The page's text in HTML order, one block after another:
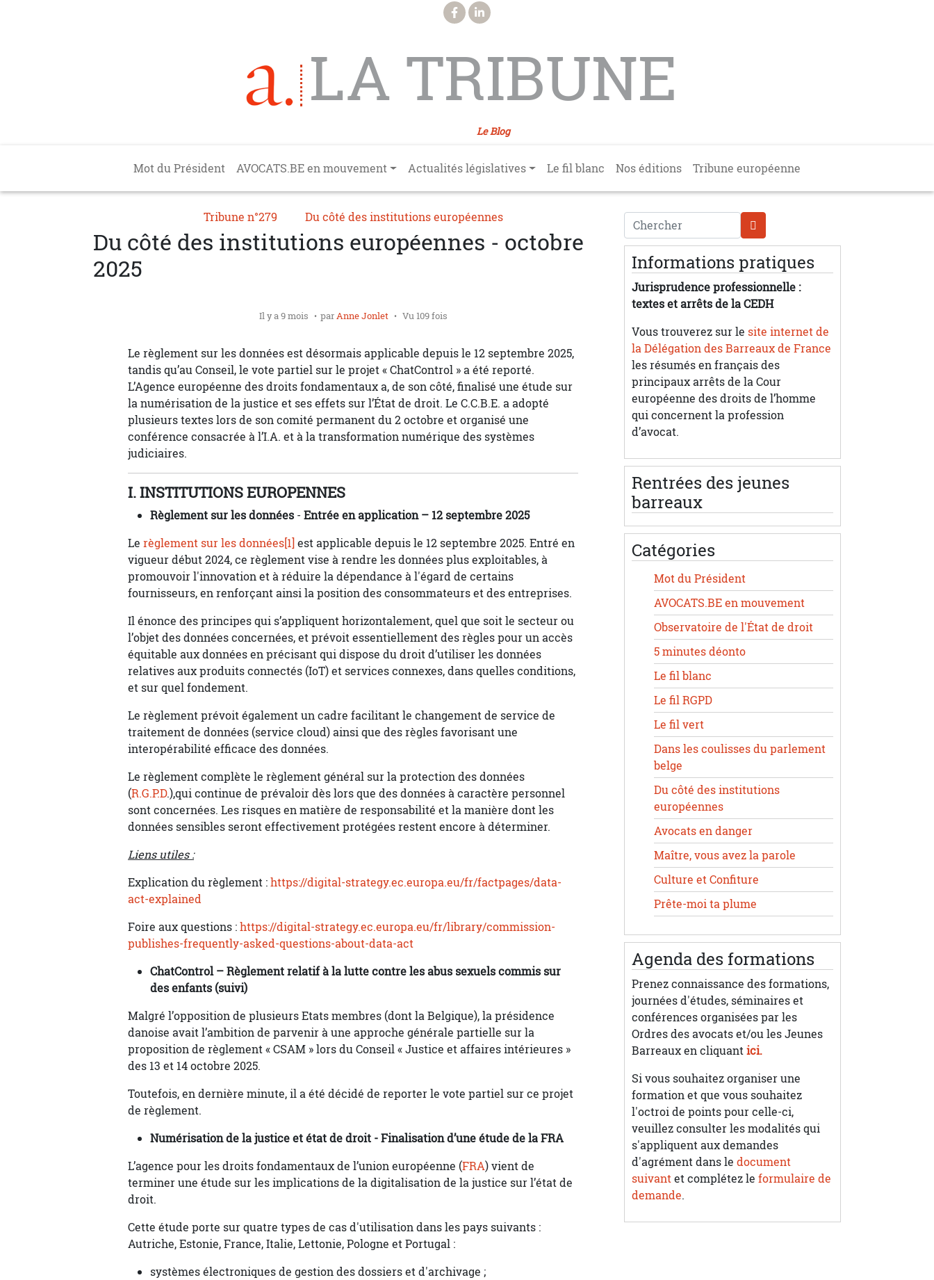
LA TRIBUNE
Le Blog
Main navigation
Mot du Président AVOCATS.BE en mouvement Actualités législatives Le fil blanc Nos éditions Tribune européenne
Tribune n°279 Du côté des institutions européennes
Du côté des institutions européennes - octobre
2025
Il y a 9 mois parAnne Jonlet Vu 109 fois
Le règlement sur les données est désormais applicable depuis le 12 septembre 2025,
tandis qu’au Conseil, le vote partiel sur le projet « ChatControl » a été reporté.
L’Agence européenne des droits fondamentaux a, de son côté, finalisé une étude sur
la numérisation de la justice et ses effets sur l’État de droit. Le C.C.B.E. a adopté
plusieurs textes lors de son comité permanent du 2 octobre et organisé une
conférence consacrée à l’I.A. et à la transformation numérique des systèmes
judiciaires.
I. INSTITUTIONS EUROPENNES
Règlement sur les données - Entrée en application – 12 septembre 2025
Le règlement sur les données[1] est applicable depuis le 12 septembre 2025. Entré en
vigueur début 2024, ce règlement vise à rendre les données plus exploitables, à
promouvoir l'innovation et à réduire la dépendance à l'égard de certains
fournisseurs, en renforçant ainsi la position des consommateurs et des entreprises.
Il énonce des principes qui s’appliquent horizontalement, quel que soit le secteur ou
l’objet des données concernées, et prévoit essentiellement des règles pour un accès
équitable aux données en précisant qui dispose du droit d’utiliser les données
relatives aux produits connectés (IoT) et services connexes, dans quelles conditions,
et sur quel fondement.
Le règlement prévoit également un cadre facilitant le changement de service de
traitement de données (service cloud) ainsi que des règles favorisant une
interopérabilité efficace des données.
Le règlement complète le règlement général sur la protection des données
(R.G.P.D.),qui continue de prévaloir dès lors que des données à caractère personnel
sont concernées. Les risques en matière de responsabilité et la manière dont les
données sensibles seront effectivement protégées restent encore à déterminer.
Liens utiles :
Explication du règlement :https://digital-strategy.ec.europa.eu/fr/factpages/data-
act-explained
Foire aux questions :https://digital-strategy.ec.europa.eu/fr/library/commission-
publishes-frequently-asked-questions-about-data-act
ChatControl – Règlement relatif à la lutte contre les abus sexuels commis sur
des enfants (suivi)
Malgré l’opposition de plusieurs Etats membres (dont la Belgique), la présidence
danoise avait l’ambition de parvenir à une approche générale partielle sur la
proposition de règlement « CSAM » lors du Conseil « Justice et affaires intérieures »
des 13 et 14 octobre 2025.
Toutefois, en dernière minute, il a été décidé de reporter le vote partiel sur ce projet
de règlement.
Numérisation de la justice et état de droit - Finalisation d’une étude de la FRA
L’agence pour les droits fondamentaux de l’union européenne (FRA) vient de
terminer une étude sur les implications de la digitalisation de la justice sur l’état de
droit.
Cette étude porte sur quatre types de cas d'utilisation dans les pays suivants :
Autriche, Estonie, France, Italie, Lettonie, Pologne et Portugal :
systèmes électroniques de gestion des dossiers et d'archivage ;
Chercher
Informations pratiques
Jurisprudence professionnelle :
textes et arrêts de la CEDH
Vous trouverez sur le site internet de
la Délégation des Barreaux de France
les résumés en français des
principaux arrêts de la Cour
européenne des droits de l’homme
qui concernent la profession
d’avocat.
Rentrées des jeunes
barreaux
Catégories
Mot du Président
AVOCATS.BE en mouvement
Observatoire de l'État de droit
5 minutes déonto
Le fil blanc
Le fil RGPD
Le fil vert
Dans les coulisses du parlement
belge
Du côté des institutions
européennes
Avocats en danger
Maître, vous avez la parole
Culture et Confiture
Prête-moi ta plume
Agenda des formations
Prenez connaissance des formations,
journées d'études, séminaires et
conférences organisées par les
Ordres des avocats et/ou les Jeunes
Barreaux en cliquantici.
Si vous souhaitez organiser une
formation et que vous souhaitez
l'octroi de points pour celle-ci,
veuillez consulter les modalités qui
s'appliquent aux demandes
d'agrément dans ledocument
suivantet complétez leformulaire de
demande.